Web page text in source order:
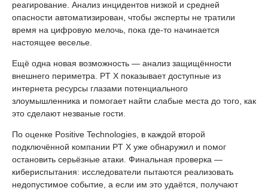
реагирование. Анализ инцидентов низкой и средней
опасности автоматизирован, чтобы эксперты не тратили
время на цифровую мелочь, пока где-то начинается
настоящее веселье.
Ещё одна новая возможность — анализ защищённости
внешнего периметра. PT X показывает доступные из
интернета ресурсы глазами потенциального
злоумышленника и помогает найти слабые места до того, как
это сделают незваные гости.
По оценке Positive Technologies, в каждой второй
подключённой компании PT X уже обнаружил и помог
остановить серьёзные атаки. Финальная проверка —
кибериспытания: исследователи пытаются реализовать
недопустимое событие, а если им это удаётся, получают